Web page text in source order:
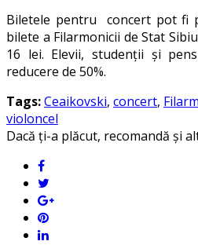
Biletele pentru concert pot fi
bilete a Filarmonicii de Stat
16 lei. Elevii, studenţii şi
reducere de 50%.
Tags:Ceaikovski, concert,
violoncel
Dacă ți-a plăcut, recomandă și